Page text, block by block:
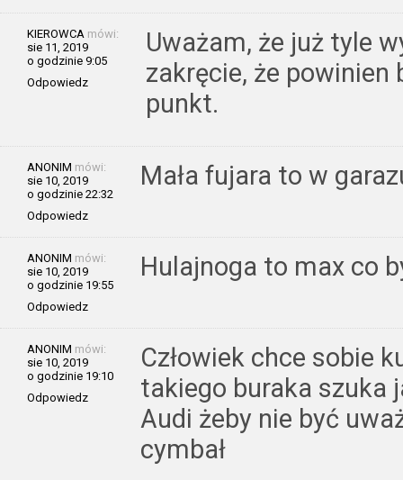
KIEROWCA mówi:
sie 11, 2019
o godzinie 9:05
Odpowiedz
Uważam, że już tyle
zakręcie, że powinien
punkt.
ANONIM mówi:
sie 10, 2019
o godzinie 22:32
Odpowiedz
Mała fujara to w
ANONIM mówi:
sie 10, 2019
o godzinie 19:55
Odpowiedz
Hulajnoga to max co
ANONIM mówi:
sie 10, 2019
o godzinie 19:10
Odpowiedz
Człowiek chce sobie
takiego buraka szuka
Audi żeby nie być
cymbał